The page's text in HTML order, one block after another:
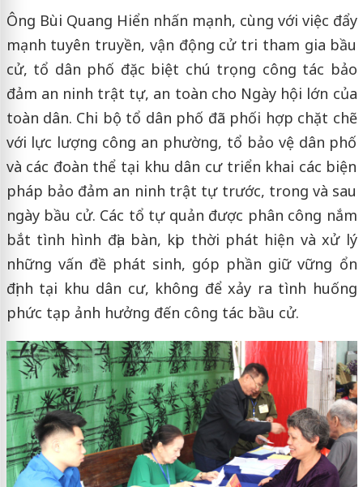
Ông Bùi Quang Hiển nhấn mạnh, cùng với việc đẩy
mạnh tuyên truyền, vận động cử tri tham gia bầu
cử, tổ dân phố đặc biệt chú trọng công tác bảo
đảm an ninh trật tự, an toàn cho Ngày hội lớn của
toàn dân. Chi bộ tổ dân phố đã phối hợp chặt chẽ
với lực lượng công an phường, tổ bảo vệ dân phố
và các đoàn thể tại khu dân cư triển khai các biện
pháp bảo đảm an ninh trật tự trước, trong và sau
ngày bầu cử. Các tổ tự quản được phân công nắm
bắt tình hình địa bàn, kịp thời phát hiện và xử lý
những vấn đề phát sinh, góp phần giữ vững ổn
định tại khu dân cư, không để xảy ra tình huống
phức tạp ảnh hưởng đến công tác bầu cử.